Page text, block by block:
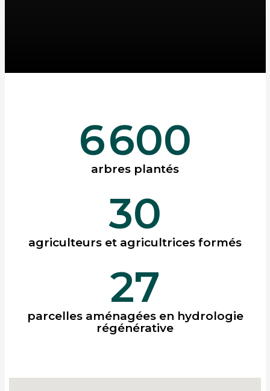
6600
arbres plantés
30
agriculteurs et agricultrices formés
27
parcelles aménagées en hydrologie
régénérative